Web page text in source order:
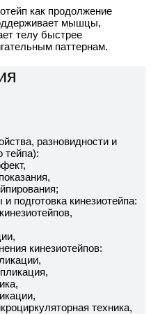
как продолжение
мышцы,
телу быстрее
паттернам.
разновидности и
тейпа):
подготовка кинезиотейпа:
кинезиотейпов:
техника,